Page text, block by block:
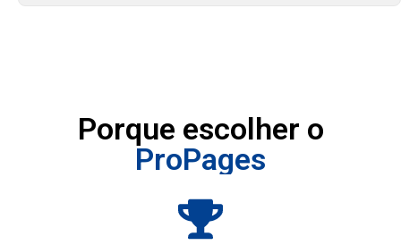
Porque escolher o
ProPages